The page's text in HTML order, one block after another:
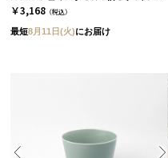
￥3,168 （税込）
最短8月11日(火)にお届け